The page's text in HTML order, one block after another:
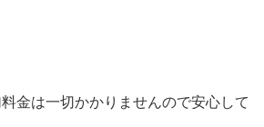
金は一切かかりませんので安心して